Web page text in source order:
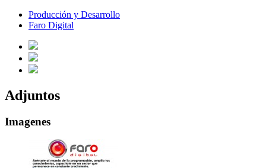
Producción y Desarrollo
Faro Digital
Adjuntos
Imagenes